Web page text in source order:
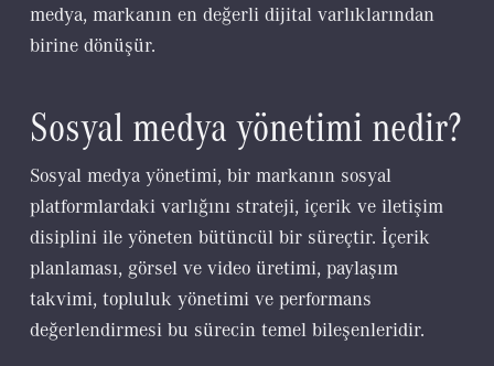
medya, markanın en değerli dijital varlıklarından
birine dönüşür.
Sosyal medya yönetimi nedir?
Sosyal medya yönetimi, bir markanın sosyal
platformlardaki varlığını strateji, içerik ve iletişim
disiplini ile yöneten bütüncül bir süreçtir. İçerik
planlaması, görsel ve video üretimi, paylaşım
takvimi, topluluk yönetimi ve performans
değerlendirmesi bu sürecin temel bileşenleridir.